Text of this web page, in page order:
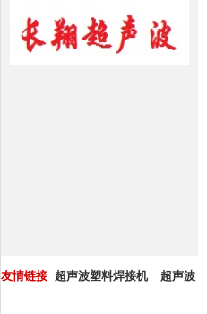
友情链接 超声波塑料焊接机 超声波